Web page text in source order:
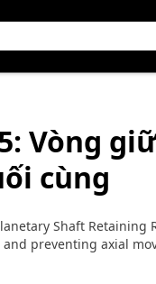
: Vòng
cùng
Shaft
preventing axial